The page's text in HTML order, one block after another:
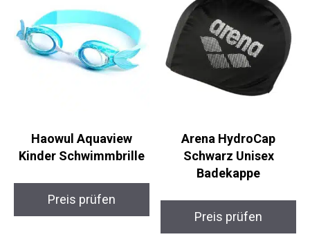
Haowul Aquaview
Kinder Schwimmbrille
Preis prüfen
Arena HydroCap
Schwarz Unisex
Badekappe
Preis prüfen